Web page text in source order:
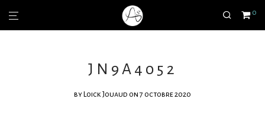
0
JN9A4052
by Loick Jouaud on 7 octobre 2020